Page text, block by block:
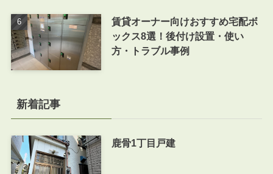
賃貸オーナー向けおすすめ宅配ボ
ックス8選！後付け設置・使い
方・トラブル事例
新着記事
鹿骨1丁目戸建